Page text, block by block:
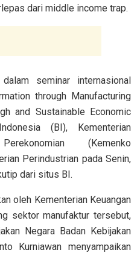
dari middle income trap.
seminar internasional
through Manufacturing
and Sustainable Economic
(BI), Kementerian
(Kemenko
Perindustrian pada Senin,
dari situs BI.
oleh Kementerian Keuangan
sektor manufaktur tersebut,
Negara Badan Kebijakan
Kurniawan menyampaikan